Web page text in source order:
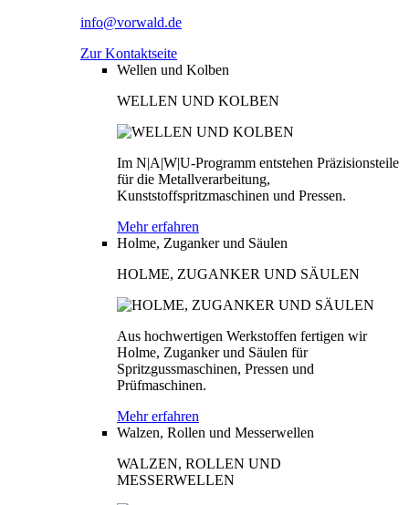
info@vorwald.de
Zur Kontaktseite
Wellen und Kolben
WELLEN UND KOLBEN
Im N|A|W|U-Programm entstehen Präzisionsteile
für die Metallverarbeitung,
Kunststoffspritzmaschinen und Pressen.
Mehr erfahren
Holme, Zuganker und Säulen
HOLME, ZUGANKER UND SÄULEN
Aus hochwertigen Werkstoffen fertigen wir
Holme, Zuganker und Säulen für
Spritzgussmaschinen, Pressen und
Prüfmaschinen.
Mehr erfahren
Walzen, Rollen und Messerwellen
WALZEN, ROLLEN UND
MESSERWELLEN